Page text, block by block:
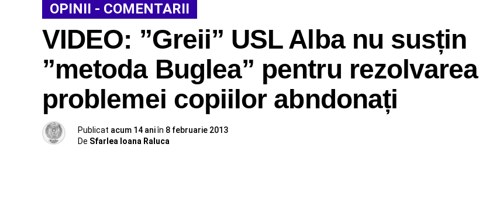
OPINII - COMENTARII
VIDEO: ”Greii” USL Alba nu susțin
”metoda Buglea” pentru rezolvarea
problemei copiilor abndonați
Publicat acum 14 aniîn 8 februarie 2013
De Sfarlea Ioana Raluca